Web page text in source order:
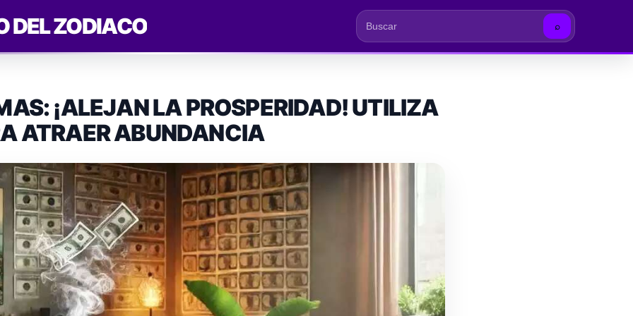
DEL ZODIACO ⌕
¡ALEJAN LA PROSPERIDAD! UTILIZA
ATRAER ABUNDANCIA